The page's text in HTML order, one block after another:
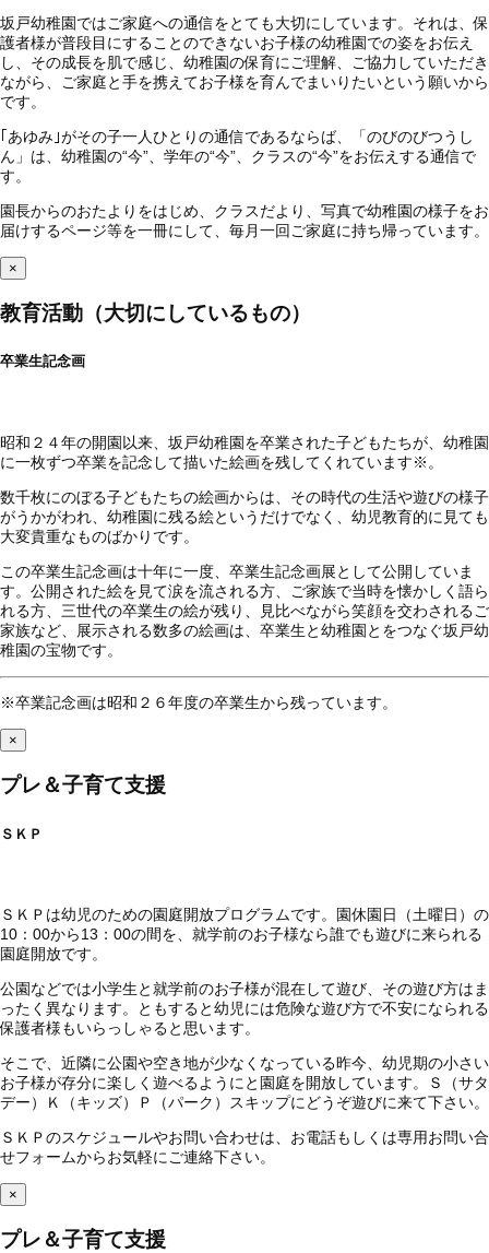
坂戸幼稚園ではご家庭への通信をとても大切にしています。それは、保
護者様が普段目にすることのできないお子様の幼稚園での姿をお伝え
し、その成長を肌で感じ、幼稚園の保育にご理解、ご協力していただき
ながら、ご家庭と手を携えてお子様を育んでまいりたいという願いから
です。
｢あゆみ｣がその子一人ひとりの通信であるならば、「のびのびつうし
ん」は、幼稚園の“今”、学年の“今”、クラスの“今”をお伝えする通信で
す。
園長からのおたよりをはじめ、クラスだより、写真で幼稚園の様子をお
届けするページ等を一冊にして、毎月一回ご家庭に持ち帰っています。
×
教育活動（大切にしているもの）
卒業生記念画
昭和２４年の開園以来、坂戸幼稚園を卒業された子どもたちが、幼稚園
に一枚ずつ卒業を記念して描いた絵画を残してくれています※。
数千枚にのぼる子どもたちの絵画からは、その時代の生活や遊びの様子
がうかがわれ、幼稚園に残る絵というだけでなく、幼児教育的に見ても
大変貴重なものばかりです。
この卒業生記念画は十年に一度、卒業生記念画展として公開していま
す。公開された絵を見て涙を流される方、ご家族で当時を懐かしく語ら
れる方、三世代の卒業生の絵が残り、見比べながら笑顔を交わされるご
家族など、展示される数多の絵画は、卒業生と幼稚園とをつなぐ坂戸幼
稚園の宝物です。
※卒業記念画は昭和２６年度の卒業生から残っています。
×
プレ＆子育て支援
ＳＫＰ
ＳＫＰは幼児のための園庭開放プログラムです。園休園日（土曜日）の
10：00から13：00の間を、就学前のお子様なら誰でも遊びに来られる
園庭開放です。
公園などでは小学生と就学前のお子様が混在して遊び、その遊び方はま
ったく異なります。ともすると幼児には危険な遊び方で不安になられる
保護者様もいらっしゃると思います。
そこで、近隣に公園や空き地が少なくなっている昨今、幼児期の小さい
お子様が存分に楽しく遊べるようにと園庭を開放しています。Ｓ（サタ
デー）Ｋ（キッズ）Ｐ（パーク）スキップにどうぞ遊びに来て下さい。
ＳＫＰのスケジュールやお問い合わせは、お電話もしくは専用お問い合
せフォームからお気軽にご連絡下さい。
×
プレ＆子育て支援